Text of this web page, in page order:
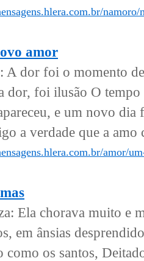
namoro/
amor
A dor foi o momento
dor, foi ilusão O tempo
e um novo dia
a verdade que a amo
amor/
Ela chorava muito e
em ânsias
como os santos,